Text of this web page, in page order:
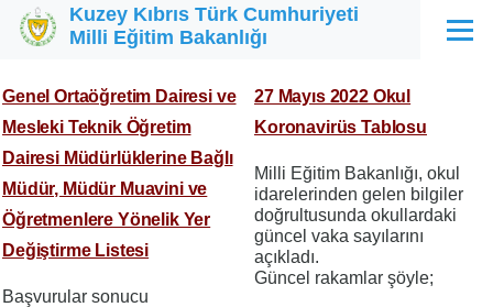
Ana içeriğe atla
Kuzey Kıbrıs Türk Cumhuriyeti
Milli Eğitim Bakanlığı
Menü
Genel Ortaöğretim Dairesi ve
Mesleki Teknik Öğretim
Dairesi Müdürlüklerine Bağlı
Müdür, Müdür Muavini ve
Öğretmenlere Yönelik Yer
Değiştirme Listesi
Başvurular sonucu
27 Mayıs 2022 Okul
Koronavirüs Tablosu
Milli Eğitim Bakanlığı, okul
idarelerinden gelen bilgiler
doğrultusunda okullardaki
güncel vaka sayılarını
açıkladı.
Güncel rakamlar şöyle;